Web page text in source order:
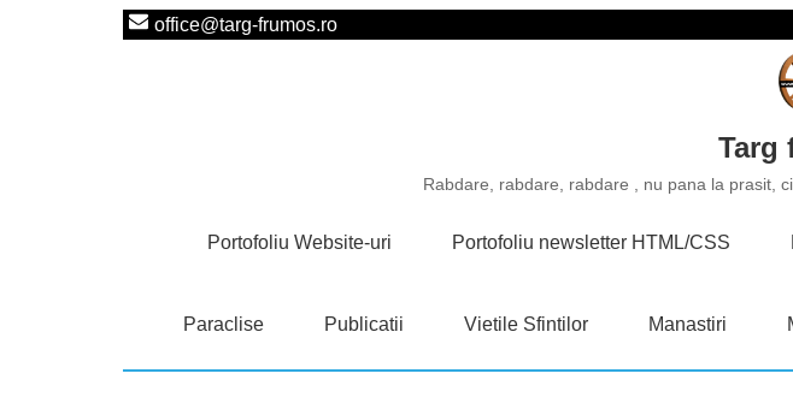
office@targ-frumos.ro
Targ
Rabdare, rabdare, rabdare , nu pana la prasit,
Portofoliu Website-uri Portofoliu newsletter HTML/CSS
Paraclise Publicatii Vietile Sfintilor Manastiri